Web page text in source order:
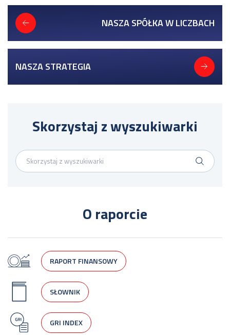
NASZA SPÓŁKA W LICZBACH
NASZA STRATEGIA
Skorzystaj z wyszukiwarki
O raporcie
RAPORT FINANSOWY
SŁOWNIK
GRI INDEX